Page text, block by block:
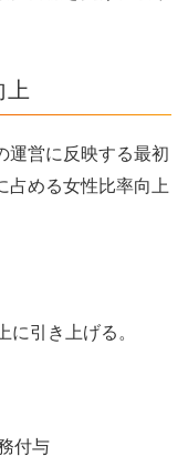
上
運営に反映する最初
占める女性比率向上
引き上げる。
付与